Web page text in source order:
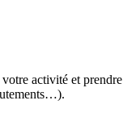
activité et prendre